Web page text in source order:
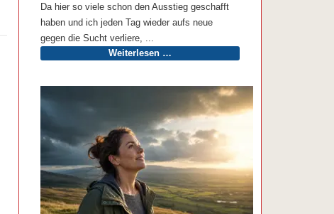
Da hier so viele schon den Ausstieg geschafft
haben und ich jeden Tag wieder aufs neue
gegen die Sucht verliere, ...
Weiterlesen …